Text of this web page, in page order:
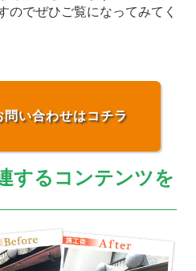
でぜひご覧になってみてく
問い合わせはコチラ
するコンテンツを